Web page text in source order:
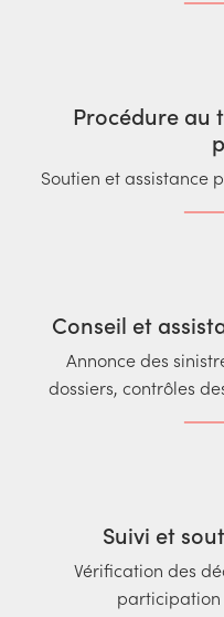
Procédure au
Soutien et assistance
Conseil et
Annonce des
dossiers, contrôles
Suivi et
Vérification des
participation